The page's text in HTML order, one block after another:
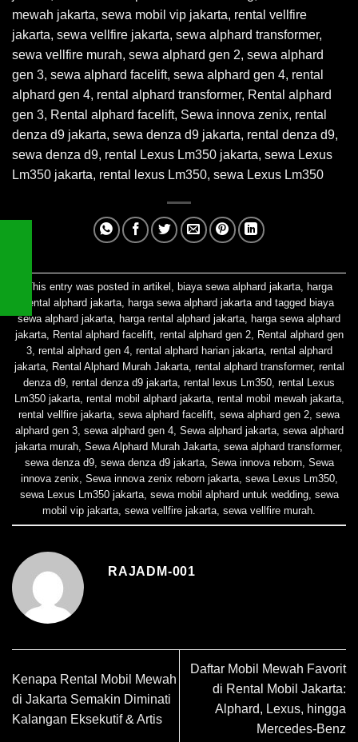
mewah jakarta, sewa mobil vip jakarta, rental vellfire
jakarta, sewa vellfire jakarta, sewa alphard transformer,
sewa vellfire murah, sewa alphard gen 2, sewa alphard
gen 3, sewa alphard facelift, sewa alphard gen 4, rental
alphard gen 4, rental alphard transformer, Rental alphard
gen 3, Rental alphard facelift, Sewa innova zenix, rental
denza d9 jakarta, sewa denza d9 jakarta, rental denza d9,
sewa denza d9, rental Lexus Lm350 jakarta, sewa Lexus
Lm350 jakarta, rental lexus Lm350, sewa Lexus Lm350
This entry was posted in artikel biaya sewa alphard jakarta, harga
rental alphard jakarta, harga sewa alphard jakartaand tagged biaya
sewa alphard jakarta harga rental alphard jakarta harga sewa alphard
jakarta, Rental alphard facelift, rental alphard gen 2, Rental alphard gen
3, rental alphard gen 4, rental alphard harian jakarta, rental alphard
jakarta, Rental Alphard Murah Jakarta, rental alphard transformer, rental
denza d9 rental denza d9 jakarta rental lexus Lm350 rental Lexus
Lm350 jakarta, rental mobil alphard jakarta, rental mobil mewah jakarta,
rental vellfire jakarta sewa alphard facelift sewa alphard gen 2 sewa
alphard gen 3, sewa alphard gen 4, Sewa alphard jakarta, sewa alphard
jakarta murah Sewa Alphard Murah Jakarta sewa alphard transformer,
sewa denza d9, sewa denza d9 jakarta, Sewa innova reborn, Sewa
innova zenix Sewa innova zenix reborn jakarta, sewa Lexus Lm350,
sewa Lexus Lm350 jakarta, sewa mobil alphard untuk wedding, sewa
mobil vip jakarta sewa vellfire jakarta sewa vellfire murah
RAJADM-001
Kenapa Rental Mobil Mewah
di Jakarta Semakin Diminati
Kalangan Eksekutif & Artis
Daftar Mobil Mewah Favorit
di Rental Mobil Jakarta:
Alphard, Lexus, hingga
Mercedes-Benz